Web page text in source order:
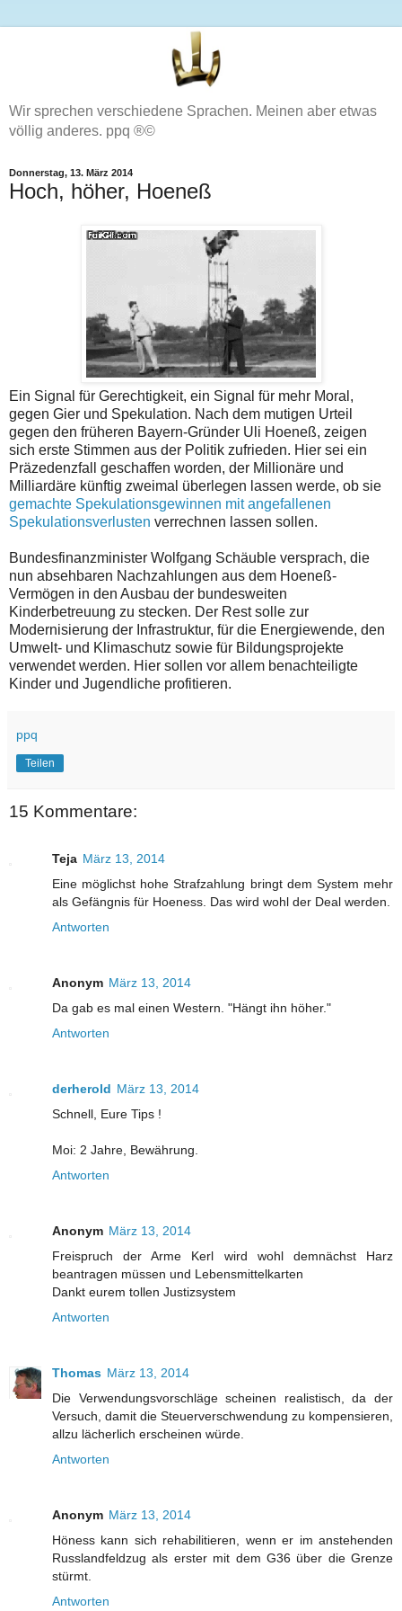
Wir sprechen verschiedene Sprachen. Meinen aber etwas
völlig anderes. ppq ®©
Donnerstag, 13. März 2014
Hoch, höher, Hoeneß
Ein Signal für Gerechtigkeit, ein Signal für mehr Moral,
gegen Gier und Spekulation. Nach dem mutigen Urteil
gegen den früheren Bayern-Gründer Uli Hoeneß, zeigen
sich erste Stimmen aus der Politik zufrieden. Hier sei ein
Präzedenzfall geschaffen worden, der Millionäre und
Milliardäre künftig zweimal überlegen lassen werde, ob sie
gemachte Spekulationsgewinnen mit angefallenen
Spekulationsverlusten verrechnen lassen sollen.
Bundesfinanzminister Wolfgang Schäuble versprach, die
nun absehbaren Nachzahlungen aus dem Hoeneß-
Vermögen in den Ausbau der bundesweiten
Kinderbetreuung zu stecken. Der Rest solle zur
Modernisierung der Infrastruktur, für die Energiewende, den
Umwelt- und Klimaschutz sowie für Bildungsprojekte
verwendet werden. Hier sollen vor allem benachteiligte
Kinder und Jugendliche profitieren.
ppq
Teilen
15 Kommentare:
Teja März 13, 2014
Eine möglichst hohe Strafzahlung bringt dem System mehr
als Gefängnis für Hoeness. Das wird wohl der Deal werden.
Antworten
Anonym März 13, 2014
Da gab es mal einen Western. "Hängt ihn höher."
Antworten
derherold März 13, 2014
Schnell, Eure Tips !
Moi: 2 Jahre, Bewährung.
Antworten
Anonym März 13, 2014
Freispruch der Arme Kerl wird wohl demnächst Harz
beantragen müssen und Lebensmittelkarten
Dankt eurem tollen Justizsystem
Antworten
Thomas März 13, 2014
Die Verwendungsvorschläge scheinen realistisch, da der
Versuch, damit die Steuerverschwendung zu kompensieren,
allzu lächerlich erscheinen würde.
Antworten
Anonym März 13, 2014
Höness kann sich rehabilitieren, wenn er im anstehenden
Russlandfeldzug als erster mit dem G36 über die Grenze
stürmt.
Antworten